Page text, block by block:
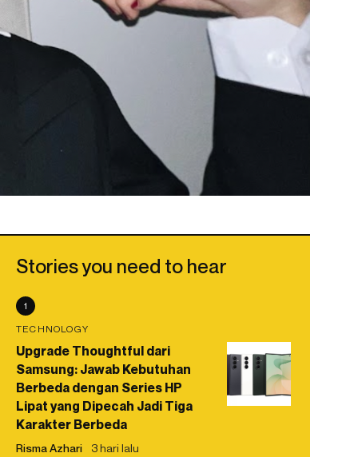
Stories you need to hear
1
TECHNOLOGY
Upgrade Thoughtful dari
Samsung: Jawab Kebutuhan
Berbeda dengan Series HP
Lipat yang Dipecah Jadi Tiga
Karakter Berbeda
Risma Azhari 3 hari lalu